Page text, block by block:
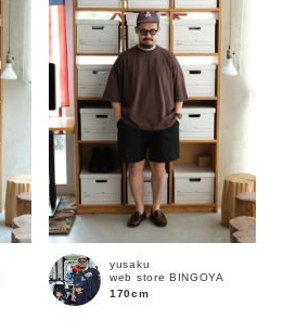
yusaku
web store BINGOYA
170cm